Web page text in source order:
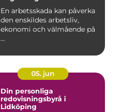
En arbetsskada kan påverka
den enskildes arbetsliv,
ekonomi och välmående på
...
05. jun
Din personliga
redovisningsbyrå i
Lidköping